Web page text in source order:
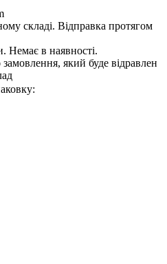
складі. Відправка протягом
Немає в наявності.
який буде відравлен